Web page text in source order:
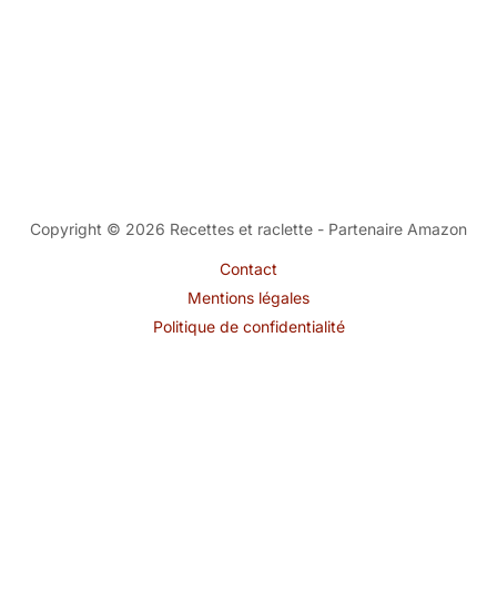
Copyright © 2026 Recettes et raclette - Partenaire Amazon
Contact
Mentions légales
Politique de confidentialité